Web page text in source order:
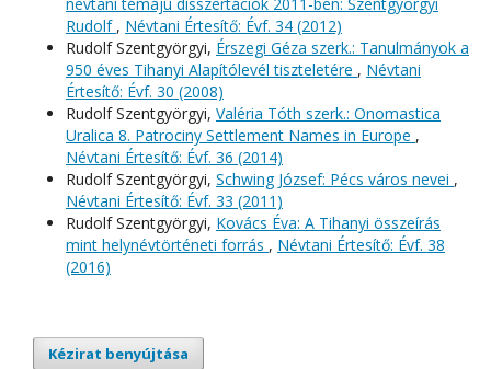
Rudolf , Névtani Értesítő: Évf. 34 (2012)
Rudolf Szentgyörgyi, Érszegi Géza szerk.: Tanulmányok a
950 éves Tihanyi Alapítólevél tiszteletére , Névtani
Értesítő: Évf. 30 (2008)
Rudolf Szentgyörgyi, Valéria Tóth szerk.: Onomastica
Uralica 8. Patrociny Settlement Names in Europe ,
Névtani Értesítő: Évf. 36 (2014)
Rudolf Szentgyörgyi, Schwing József: Pécs város nevei ,
Névtani Értesítő: Évf. 33 (2011)
Rudolf Szentgyörgyi, Kovács Éva: A Tihanyi összeírás
mint helynévtörténeti forrás , Névtani Értesítő: Évf. 38
(2016)
Kézirat benyújtása